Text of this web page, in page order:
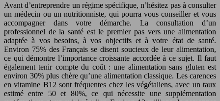
Avant d’entreprendre un régime spécifique, n’hésitez pas à consulter
un médecin ou un nutritionniste, qui pourra vous conseiller et vous
accompagner dans votre démarche. La consultation d’un
professionnel de la santé est le premier pas vers une alimentation
adaptée à vos besoins, à vos objectifs et à votre état de santé.
Environ 75% des Français se disent soucieux de leur alimentation,
ce qui démontre l’importance croissante accordée à ce sujet. Il faut
également tenir compte du coût : une alimentation sans gluten est
environ 30% plus chère qu’une alimentation classique. Les carences
en vitamine B12 sont fréquentes chez les végétaliens, avec un taux
estimé entre 50 et 80%, ce qui nécessite une supplémentation